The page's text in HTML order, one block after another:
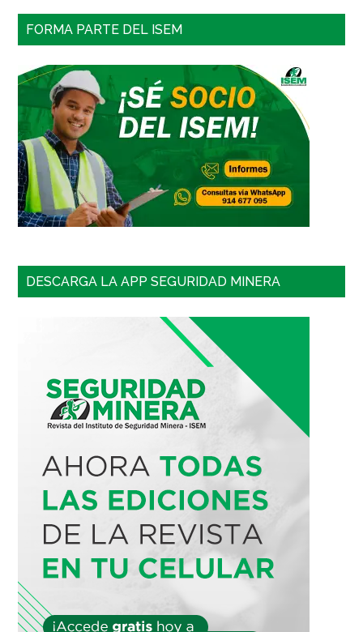
FORMA PARTE DEL ISEM
DESCARGA LA APP SEGURIDAD MINERA